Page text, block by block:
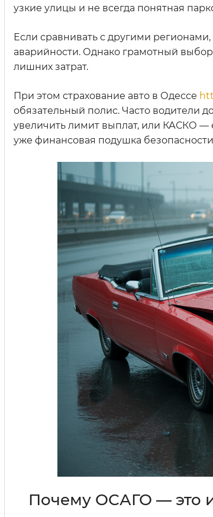
узкие улицы и не всегда понятная
Если сравнивать с другими
аварийности. Однако грамотный
лишних затрат.
При этом страхование авто в Одессе
обязательный полис. Часто водители
увеличить лимит выплат, или КАСКО
уже финансовая подушка
Почему ОСАГО — это